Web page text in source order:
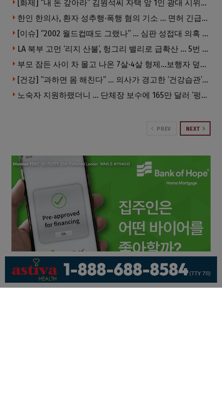
[화제] “내 돈 갚아라” 김원석씨 자택 앞 1인 광대 시위 … 한인 투자사, “108만 달러 못받아”
한인 한의사, 환자 성추행·폭행 혐의 기소 … 면허 긴급정지
[이슈] “2002 월드컵때도 그랬나” … 심판 성접대 의혹 해외로 일파만파, 4강 신화까지 불똥
LA 북부 고먼 ‘리지 산불’, 헝그리 밸리로 급확산 … 5번 Fwy 양방향 전면 폐쇄
부모 잠든 사이 차 몰고 나온 7살·4살 형제…보행자 덮쳐 중태
[건강] “과하면 몸 해친다” … 의사가 경고한 ‘건강습관’ 5가지
노숙자 지원하랬더니 … 단체장 보수에 165만 달러 ‘펑펑’
PREV NEXT